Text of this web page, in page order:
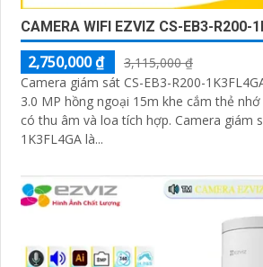
CAMERA WIFI EZVIZ CS-EB3-R200-
2,750,000 ₫
3,115,000 ₫
Camera giám sát CS-EB3-R200-
3.0 MP hồng ngoại 15m khe cắm thẻ
có thu âm và loa tích hợp. Camera giám
1K3FL4GA là...